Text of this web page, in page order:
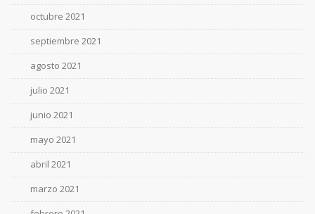
octubre 2021
septiembre 2021
agosto 2021
julio 2021
junio 2021
mayo 2021
abril 2021
marzo 2021